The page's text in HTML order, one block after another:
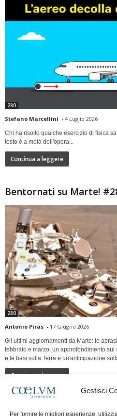
Gestisci
Per fornire le migliori esperienze,
280
Stefano Marcellini - 4 Luglio 2026
Chi ha risolto qualche esercizio di fisica
testo è a metà dell'opera...
Continua a leggere
Bentornati su Marte!
280
Antonio Piras - 17 Giugno 2026
Gli ultimi aggiornamenti da Marte: le
febbraio e marzo, un approfondimento
e le basi sulla Terra e un'anticipazione
Continua a leggere